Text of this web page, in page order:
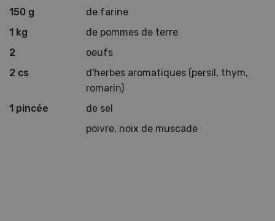
150 g
de farine
1 kg
de pommes de terre
2
oeufs
2 cs
d'herbes aromatiques (persil, thym,
romarin)
1 pincée
de sel
poivre, noix de muscade